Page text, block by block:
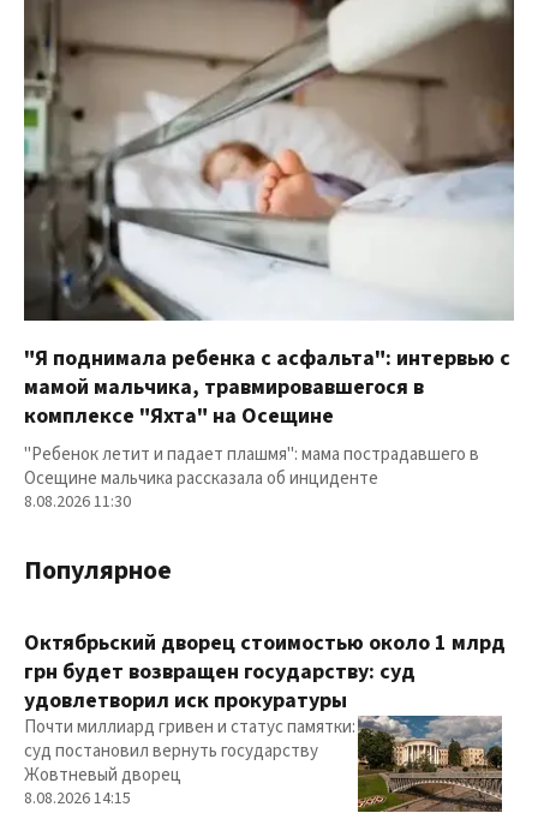
"Я поднимала ребенка с асфальта": интервью с
мамой мальчика, травмировавшегося в
комплексе "Яхта" на Осещине
"Ребенок летит и падает плашмя": мама пострадавшего в
Осещине мальчика рассказала об инциденте
8.08.2026 11:30
Популярное
Октябрьский дворец стоимостью около 1 млрд
грн будет возвращен государству: суд
удовлетворил иск прокуратуры
Почти миллиард гривен и статус памятки:
суд постановил вернуть государству
Жовтневый дворец
8.08.2026 14:15